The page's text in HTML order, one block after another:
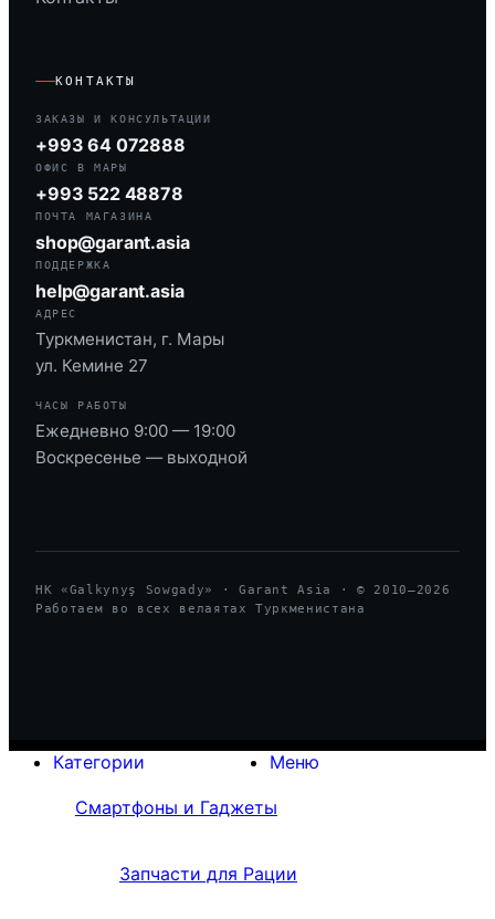
КОНТАКТЫ
ЗАКАЗЫ И КОНСУЛЬТАЦИИ
+993 64 072888
ОФИС В МАРЫ
+993 522 48878
ПОЧТА МАГАЗИНА
shop@garant.asia
ПОДДЕРЖКА
help@garant.asia
АДРЕС
Туркменистан, г. Мары
ул. Кемине 27
ЧАСЫ РАБОТЫ
Ежедневно 9:00 — 19:00
Воскресенье — выходной
HK «Galkynyş Sowgady» · Garant Asia · © 2010—2026
Работаем во всех велаятах Туркменистана
Меню
Категории
Смартфоны и Гаджеты
Запчасти для Рации